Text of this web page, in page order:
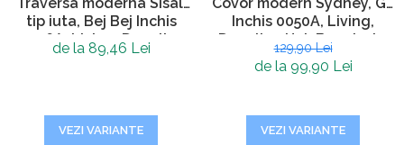
tip iuta, Bej Bej Inchis
0006A, Living, Dormitor,
Hol, Bucatarie, 60 x 150
de la 89,46 Lei
VEZI VARIANTE
Inchis 0050A, Living,
Dormitor, Hol, Bucatarie,
200 x 290 cm
129,90 Lei
de la 99,90 Lei
VEZI VARIANTE